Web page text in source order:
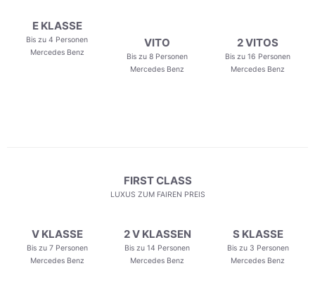
E KLASSE
Bis zu 4 Personen
Mercedes Benz
VITO
Bis zu 8 Personen
Mercedes Benz
2 VITOS
Bis zu 16 Personen
Mercedes Benz
FIRST CLASS
LUXUS ZUM FAIREN PREIS
V KLASSE
Bis zu 7 Personen
Mercedes Benz
2 V KLASSEN
Bis zu 14 Personen
Mercedes Benz
S KLASSE
Bis zu 3 Personen
Mercedes Benz